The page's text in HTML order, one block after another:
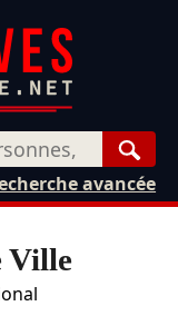
avancée
Ville